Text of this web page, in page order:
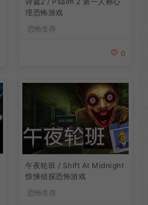
理恐怖游戏
恐怖生存
0
午夜轮班 / Shift At Midnight
惊悚侦探恐怖游戏
恐怖生存